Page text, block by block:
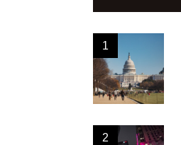
1
2